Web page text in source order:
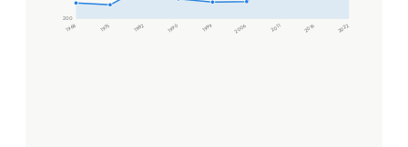
200
1968 1975 1982 1990 1999 2006 2011 2016 2022